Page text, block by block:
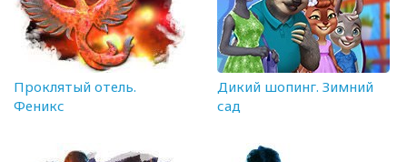
Проклятый отель.
Феникс
Дикий шопинг. Зимний
сад